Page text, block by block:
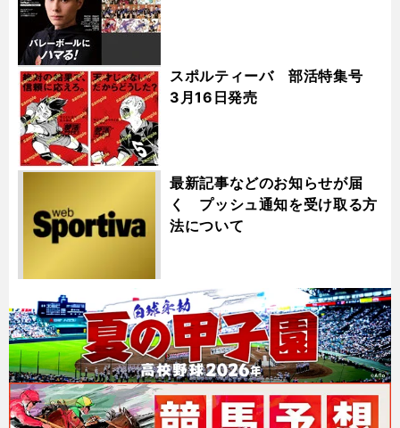
スポルティーバ 部活特集号
3月16日発売
最新記事などのお知らせが届
く プッシュ通知を受け取る方
法について